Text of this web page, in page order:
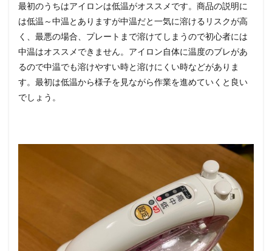
最初のうちはアイロンは低温がオススメです。商品の説明に
は低温～中温とありますが中温だと一気に溶けるリスクが高
く、最悪の場合、プレートまで溶けてしまうので初心者には
中温はオススメできません。アイロン自体に温度のブレがあ
るので中温でも溶けやすい時と溶けにくい時などがありま
す。最初は低温から様子を見ながら作業を進めていくと良い
でしょう。